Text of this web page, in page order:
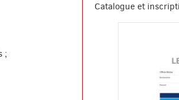
;
Catalogue et